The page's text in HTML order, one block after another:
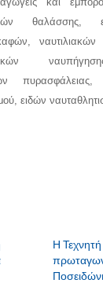
θαλάσσης,
ναυτιλιακών
πυρασφάλειας,
ειδών
Η